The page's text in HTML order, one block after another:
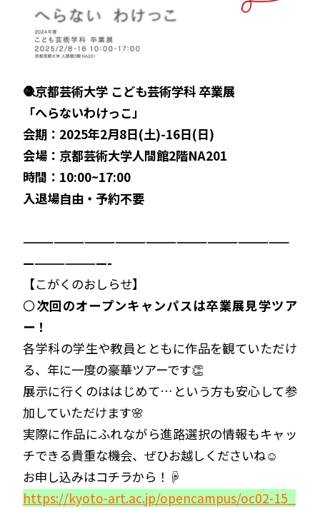
🧶京都芸術大学 こども芸術学科 卒業展
「へらないわけっこ」
会期：2025年2月8日(土)-16日(日)
会場：京都芸術大学人間館2階NA201
時間：10:00~17:00
入退場自由・予約不要
——————————————————————————
————————-
【こがくのおしらせ】
〇次回のオープンキャンパスは卒業展見学ツア
ー！
各学科の学生や教員とともに作品を観ていただけ
る、年に一度の豪華ツアーです👏
展示に行くのははじめて…という方も安心して参
加していただけます🌸
実際に作品にふれながら進路選択の情報もキャッ
チできる貴重な機会、ぜひお越しくださいね☺
お申し込みはコチラから！☟
https://kyoto-art.ac.jp/opencampus/oc02-15_